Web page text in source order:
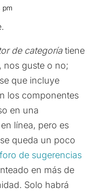
pm
de categoríatiene
nos guste o no;
que incluye
los componentes
en una
línea, pero es
queda un poco
foro de sugerencias
en más de
Solo habrá